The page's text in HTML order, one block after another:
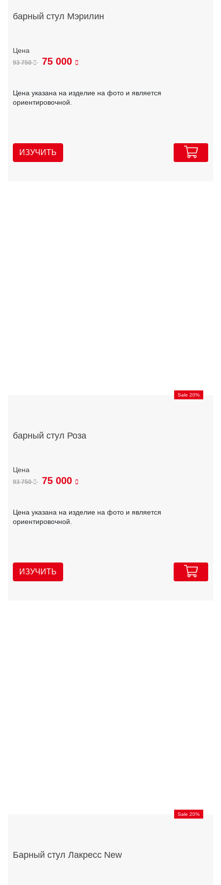
барный стул Мэрилин
93 750 75 000
Цена указана на изделие на фото и является
ориентировочной.
ИЗУЧИТЬ
Sale 20%
барный стул Роза
93 750 75 000
Цена указана на изделие на фото и является
ориентировочной.
ИЗУЧИТЬ
Sale 20%
Барный стул Лакресс New